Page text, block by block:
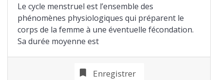
Le cycle menstruel est l’ensemble des
phénomènes physiologiques qui préparent le
corps de la femme à une éventuelle fécondation.
Sa durée moyenne est
Enregistrer